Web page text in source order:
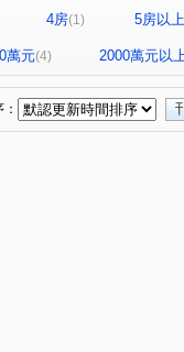
林 (1) 光明路
中
五段(1) 民權路(1)
崇
二段(1)
4房(1) 5房以上
萬元(4) 2000萬元以